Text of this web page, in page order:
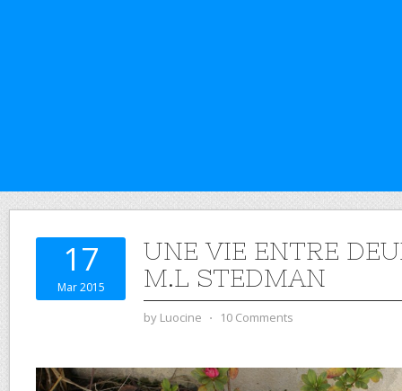
17
Mar 2015
UNE VIE ENTRE
M.L STEDMAN
by Luocine ⋅ 10 Comments